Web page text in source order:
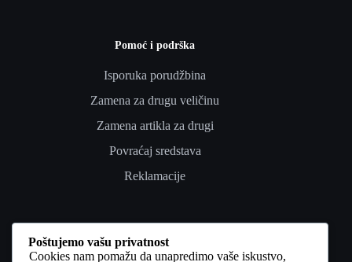
Pomoć i podrška
Isporuka porudžbina
Zamena za drugu veličinu
Zamena artikla za drugi
Povraćaj sredstava
Reklamacije
Poverenje i pravno
Poštujemo vašu privatnost
Cookies nam pomažu da unapredimo vaše iskustvo,